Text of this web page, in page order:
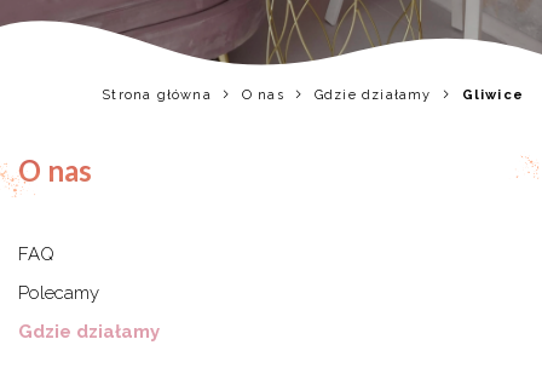
Strona główna O nas Gdzie działamy Gliwice
O nas
FAQ
Polecamy
Gdzie działamy